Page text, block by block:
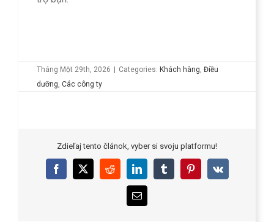
Tháng Một 29th, 2026 | Categories: Khách hàng Điều
dưỡng Các công ty
Zdieľaj tento článok, vyber si svoju platformu!
Facebook
X RedditLinkedInTumblrPinterest
Vk
Email